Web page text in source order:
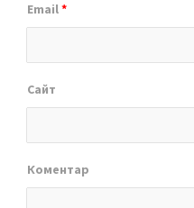
Email*
Сайт
Коментар